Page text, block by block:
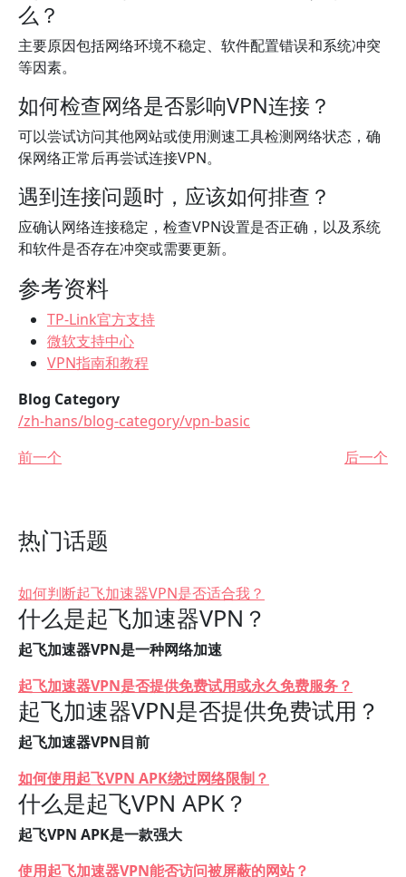
么？
主要原因包括网络环境不稳定、软件配置错误和系统冲突
等因素。
如何检查网络是否影响VPN连接？
可以尝试访问其他网站或使用测速工具检测网络状态，确
保网络正常后再尝试连接VPN。
遇到连接问题时，应该如何排查？
应确认网络连接稳定，检查VPN设置是否正确，以及系统
和软件是否存在冲突或需要更新。
参考资料
TP-Link官方支持
微软支持中心
VPN指南和教程
Blog Category
/zh-hans/blog-category/vpn-basic
前一个
后一个
热门话题
如何判断起飞加速器VPN是否适合我？
什么是起飞加速器VPN？
起飞加速器VPN是一种网络加速
起飞加速器VPN是否提供免费试用或永久免费服务？
起飞加速器VPN是否提供免费试用？
起飞加速器VPN目前
如何使用起飞VPN APK绕过网络限制？
什么是起飞VPN APK？
起飞VPN APK是一款强大
使用起飞加速器VPN能否访问被屏蔽的网站？